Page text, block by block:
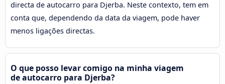
directa de autocarro para Djerba. Neste contexto, tem em
conta que, dependendo da data da viagem, pode haver
menos ligações directas.
O que posso levar comigo na minha viagem
de autocarro para Djerba?